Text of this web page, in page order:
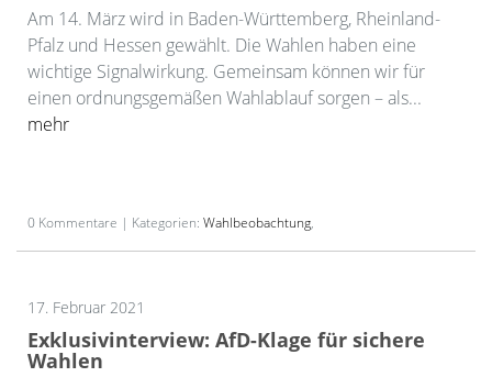
Am 14. März wird in Baden-Württemberg, Rheinland-
Pfalz und Hessen gewählt. Die Wahlen haben eine
wichtige Signalwirkung. Gemeinsam können wir für
einen ordnungsgemäßen Wahlablauf sorgen – als...
mehr
0 Kommentare | Kategorien: Wahlbeobachtung,
17. Februar 2021
Exklusivinterview: AfD-Klage für sichere
Wahlen